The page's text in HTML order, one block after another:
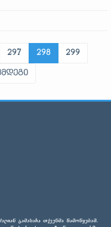
297 298 299